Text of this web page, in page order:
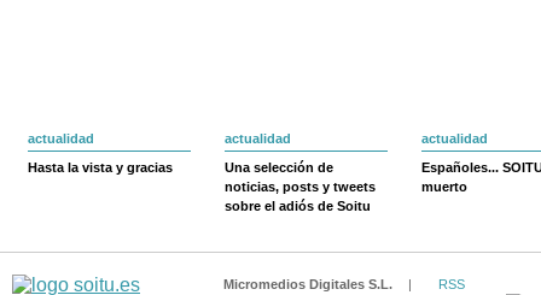
actualidad
Hasta la vista y gracias
actualidad
Una selección de
noticias, posts y tweets
sobre el adiós de Soitu
actualidad
Españoles...
muerto
Micromedios Digitales S.L. |
RSS